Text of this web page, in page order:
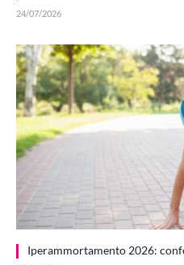
24/07/2026
Iperammortamento 2026: